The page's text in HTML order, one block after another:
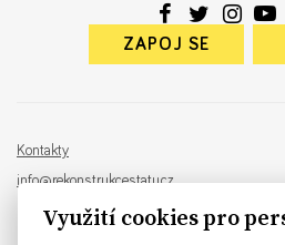
ZAPOJ SE
Kontakty
info@rekonstrukcestatu.cz
Návrh a vývoj: Sinfin , ilustrace:
Využití cookies pro